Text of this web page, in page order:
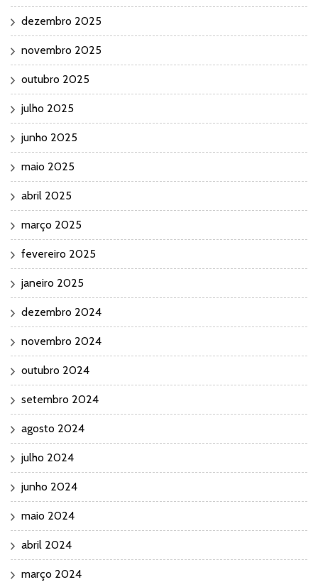
dezembro 2025
novembro 2025
outubro 2025
julho 2025
junho 2025
maio 2025
abril 2025
março 2025
fevereiro 2025
janeiro 2025
dezembro 2024
novembro 2024
outubro 2024
setembro 2024
agosto 2024
julho 2024
junho 2024
maio 2024
abril 2024
março 2024